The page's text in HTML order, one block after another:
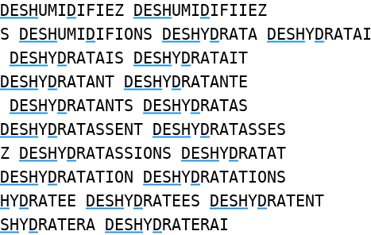
DESHUMIDIFIEZ DESHUMIDIFIIEZ
DESHUMIDIFIONS DESHYDRATA DESHYDRATAI
DESHYDRATAIS DESHYDRATAIT
DESHYDRATANT DESHYDRATANTE
DESHYDRATANTS DESHYDRATAS
DESHYDRATASSENT DESHYDRATASSES
DESHYDRATASSIONS DESHYDRATAT
DESHYDRATATION DESHYDRATATIONS
YDRATEE DESHYDRATEES DESHYDRATENT
YDRATERA DESHYDRATERAI